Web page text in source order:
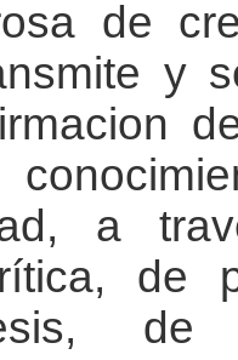
de
y
a
de